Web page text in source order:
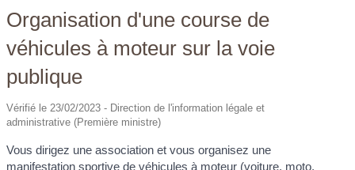
Organisation d'une course de
véhicules à moteur sur la voie
publique
Vérifié le 23/02/2023 - Direction de l'information légale et
administrative (Première ministre)
Vous dirigez une association et vous organisez une
manifestation sportive de véhicules à moteur (voiture, moto,